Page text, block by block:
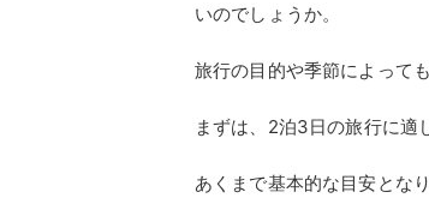
いのでしょうか。
旅行の目的や季節によって
まずは、2泊3日の旅行に適
あくまで基本的な目安とな